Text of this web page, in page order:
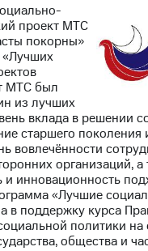
проект МТС
покорны»
МТС был
из лучших
вклада в решении
старшего поколения
вовлечённости
организаций, а
и инновационность
«Лучшие
в поддержку курса
политики на
общества и